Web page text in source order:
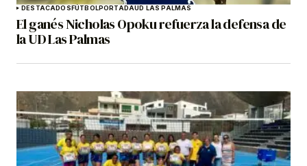
DESTACADOSFÚTBOLPORTADAUD LAS PALMAS
El ganés Nicholas Opoku refuerza la defensa de
la UD Las Palmas